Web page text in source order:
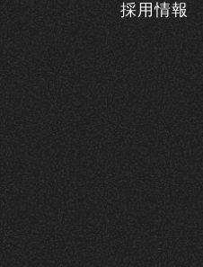
採用情報